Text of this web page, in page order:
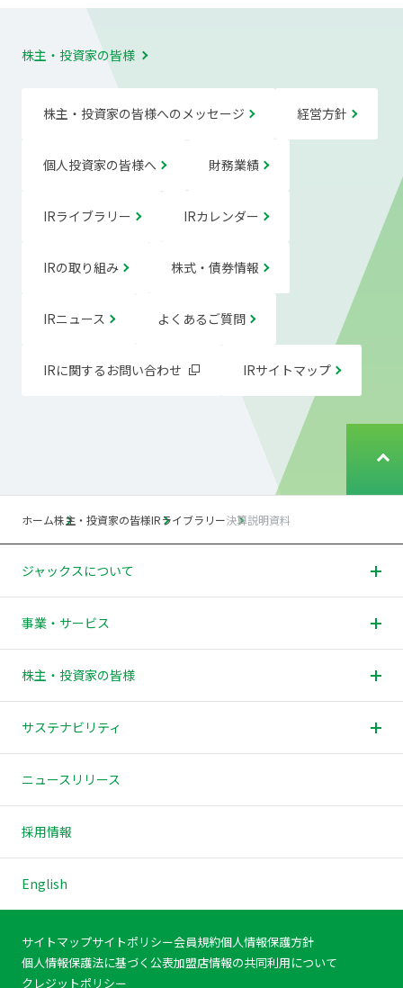
株主・投資家の皆様
株主・投資家の皆様へのメッセージ 経営方針
個人投資家の皆様へ 財務業績
IRライブラリー IRカレンダー
IRの取り組み 株式・債券情報
IRニュース よくあるご質問
IRに関するお問い合わせ IRサイトマップ
プ
戻
ホーム株主・投資家の皆様IRライブラリー決算説明資料
ジャックスについて
事業・サービス
株主・投資家の皆様
サステナビリティ
ニュースリリース
採用情報
English
サイトマップサイトポリシー会員規約個人情報保護方針
個人情報保護法に基づく公表加盟店情報の共同利用について
クレジットポリシー